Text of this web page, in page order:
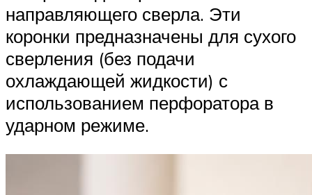
направляющего сверла. Эти
коронки предназначены для сухого
сверления (без подачи
охлаждающей жидкости) с
использованием перфоратора в
ударном режиме.